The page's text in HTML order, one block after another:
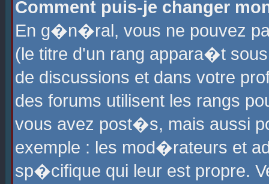
Comment puis-je changer
En g�n�ral, vous ne pouvez
(le titre d'un rang appara�t
de discussions et dans votre
des forums utilisent les rangs
vous avez post�s, mais aussi
exemple : les mod�rateurs et
sp�cifique qui leur est propre.